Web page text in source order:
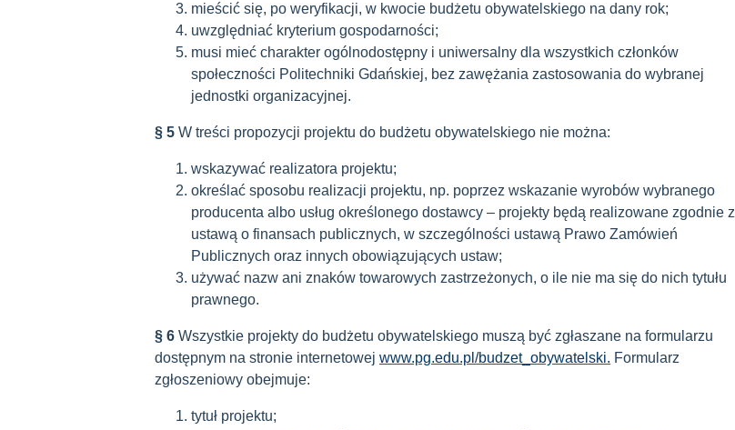
mieścić się, po weryfikacji, w kwocie budżetu obywatelskiego na dany rok;
uwzględniać kryterium gospodarności;
musi mieć charakter ogólnodostępny i uniwersalny dla wszystkich członków
społeczności Politechniki Gdańskiej, bez zawężania zastosowania do wybranej
jednostki organizacyjnej.
§ 5 W treści propozycji projektu do budżetu obywatelskiego nie można:
wskazywać realizatora projektu;
określać sposobu realizacji projektu, np. poprzez wskazanie wyrobów wybranego
producenta albo usług określonego dostawcy – projekty będą realizowane zgodnie z
ustawą o finansach publicznych, w szczególności ustawą Prawo Zamówień
Publicznych oraz innych obowiązujących ustaw;
używać nazw ani znaków towarowych zastrzeżonych, o ile nie ma się do nich tytułu
prawnego.
§ 6 Wszystkie projekty do budżetu obywatelskiego muszą być zgłaszane na formularzu
dostępnym na stronie internetowej www.pg.edu.pl/budzet_obywatelski. Formularz
zgłoszeniowy obejmuje:
tytuł projektu;